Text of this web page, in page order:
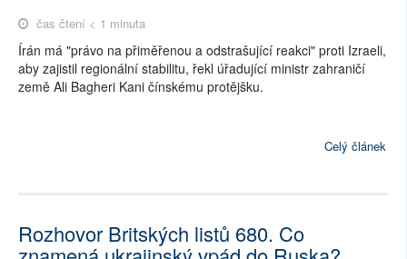
čas čtení < 1 minuta
Írán má "právo na přiměřenou a odstrašující reakci" proti Izraeli,
aby zajistil regionální stabilitu, řekl úřadující ministr zahraničí
země Ali Bagheri Kani čínskému protějšku.
Celý článek
Rozhovor Britských listů 680. Co